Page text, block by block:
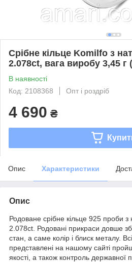
Срібне кільце Komilfo з
2.078ct, вага виробу 3,45 г
В наявності
Код: 2108368
Опт і роздріб
4 690 ₴
Опис Характеристики
Опис
Родоване срібне кільце 925 проби
2.078ct. Родовані прикраси довше
стан, а саме колір і блиск металу.
представлені на нашому сайті
якості, а також контроль державної